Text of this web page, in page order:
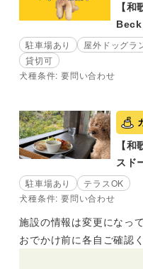
【
Beck
駐車場あり 屋外ドッグラ
貸切可
犬種条件: 要問い合わせ
【
スド
駐車場あり
テラスOK
犬種条件: 要問い合わせ
施設の情報は変更になっ
おでかけ前に各自ご確認く